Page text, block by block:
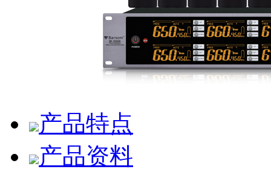
产品特点
产品资料